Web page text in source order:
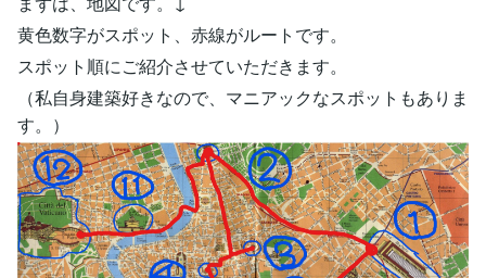
黄色数字がスポット、赤線がルートです。
スポット順にご紹介させていただきます。
（私自身建築好きなので、マニアックなスポットもありま
す。）